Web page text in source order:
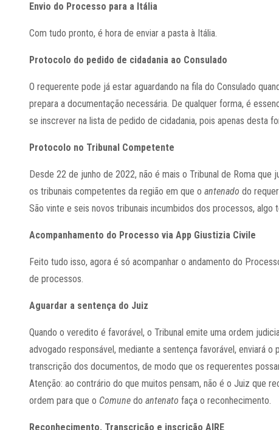
Envio do Processo para a Itália
Com tudo pronto, é hora de enviar a pasta à Itália.
Protocolo do pedido de cidadania ao Consulado
O requerente pode já estar aguardando na fila do Consulado
prepara a documentação necessária. De qualquer forma, é
se inscrever na lista de pedido de cidadania, pois apenas desta
Protocolo no Tribunal Competente
Desde 22 de junho de 2022, não é mais o Tribunal de Roma
os tribunais competentes da região em que o antenado do
São vinte e seis novos tribunais incumbidos dos processos, algo
Acompanhamento do Processo via App Giustizia Civile
Feito tudo isso, agora é só acompanhar o andamento do
de processos.
Aguardar a sentença do Juiz
Quando o veredito é favorável, o Tribunal emite uma ordem
advogado responsável, mediante a sentença favorável, enviará
transcrição dos documentos, de modo que os requerentes
Atenção: ao contrário do que muitos pensam, não é o Juiz que
ordem para que o Comune do antenato faça o reconhecimento.
Reconhecimento, Transcrição e inscrição AIRE